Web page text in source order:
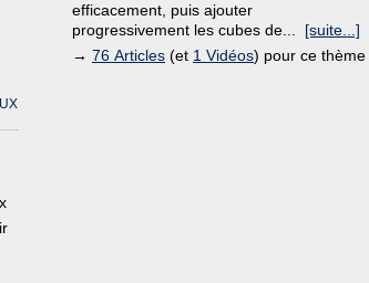
efficacement, puis ajouter
progressivement les cubes de... [suite...]
→ 76 Articles (et 1 Vidéos) pour ce thème